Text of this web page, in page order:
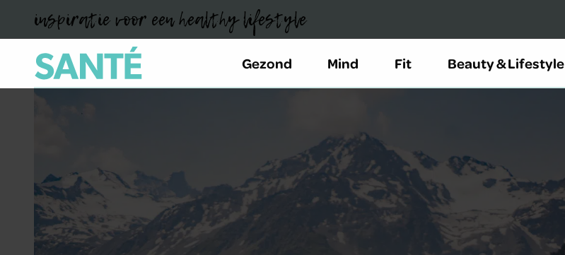
inspiratie voor een healthy lifestyle
Gezond Mind Fit Beauty & Lifestyle